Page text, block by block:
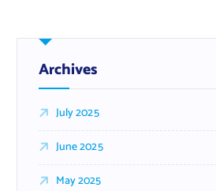
Archives
July 2025
June 2025
May 2025